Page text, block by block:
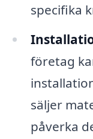
specifika
företag
säljer
påverka